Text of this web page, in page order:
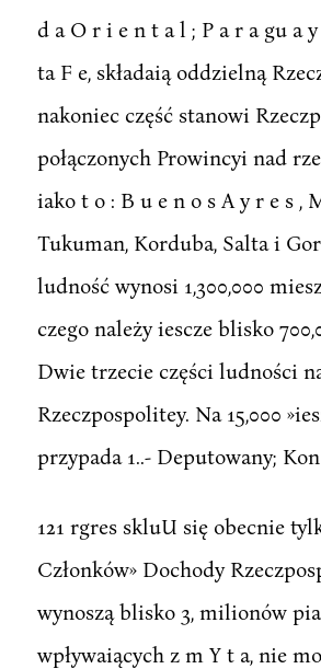
d a O r i e n t a l ; P a r a gu a
ta F e, składaią oddzielną
nakoniec część stanowi
połączonych Prowincyi nad
iako t o : B u e n o s A y r e s ,
Tukuman, Korduba, Salta i
ludność wynosi 1,300,000
czego należy iescze blisko
Dwie trzecie części ludności
Rzeczpospolitey. Na 15,000
przypada 1..- Deputowany; Kon
121 rgres skluU się obecnie
Członków» Dochody
wynoszą blisko 3, milionów
wpływaiących z m Y t a, nie